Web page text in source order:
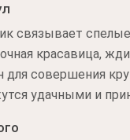
связывает
красавица,
для совершения
удачными и